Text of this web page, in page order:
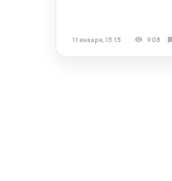
11 января, 15:15 908